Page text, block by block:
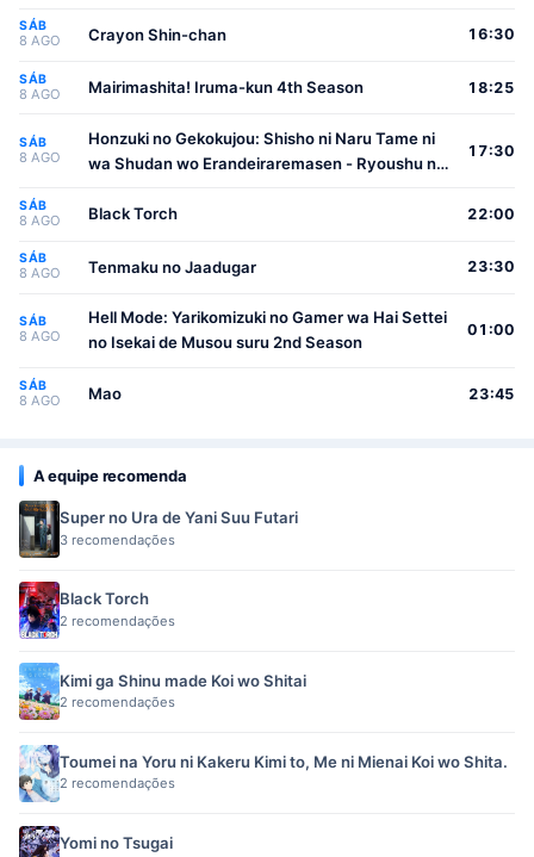
SÁB
8 AGO Crayon Shin-chan 16:30
SÁB
8 AGO Mairimashita! Iruma-kun 4th Season 18:25
SÁB
8 AGO
Honzuki no Gekokujou: Shisho ni Naru Tame ni
wa Shudan wo Erandeiraremasen - Ryoushu no
17:30
SÁB
8 AGO Black Torch 22:00
SÁB
8 AGO Tenmaku no Jaadugar 23:30
SÁB
8 AGO
Hell Mode: Yarikomizuki no Gamer wa Hai Settei
no Isekai de Musou suru 2nd Season
01:00
SÁB
8 AGO Mao 23:45
A equipe recomenda
Super no Ura de Yani Suu Futari
3 recomendações
Black Torch
2 recomendações
Kimi ga Shinu made Koi wo Shitai
2 recomendações
Toumei na Yoru ni Kakeru Kimi to, Me ni Mienai Koi wo Shita.
2 recomendações
Yomi no Tsugai